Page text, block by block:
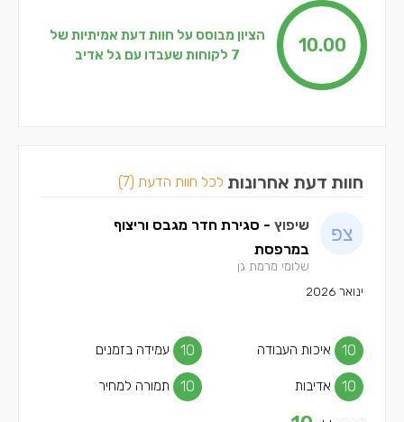
10.00
הציון מבוסס על חוות דעת אמיתיות של
7 לקוחות שעבדו עם גל אדיב
חוות דעת אחרונות לכל חוות הדעת (7)
שיפוץ - סגירת חדר מגבס וריצוף
במרפסת
שלומי מרמת גן
ינואר 2026
איכות העבודה 10 עמידה בזמנים 10
אדיבות 10 תמורה למחיר 10